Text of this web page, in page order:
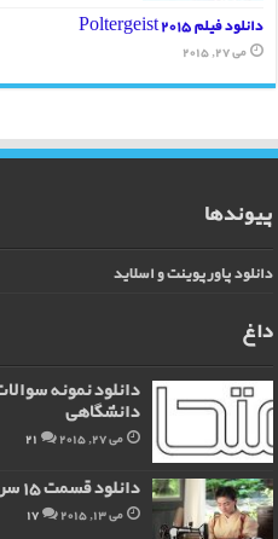
دانلود فیلم Poltergeist 2015
می 27, 2015
پیوندها
دانلود پاورپوینت و اسلاید
داغ
دانلود نمونه
دانشگاهی
می 27, 2015 21
دانلود قسمت 15 سریال میخک
می 13, 2015 17